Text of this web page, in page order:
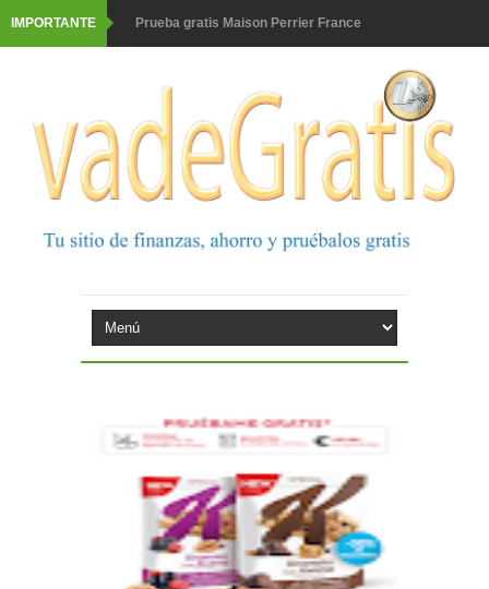
IMPORTANTE Prueba gratis Maison Perrier France
Corona te regala un velero inolvidable en velero y más
premios
Comprar Asevi tiene premio, nevera y un año de
productos
Fuze Tea regala 100 premios al día
Consigue una Nintendo Switch y un viaje con Enjoy
Monopoly Doble McDonald's 2026
Tu rutina de belleza tiene recompensa con Philips
Prueba gratis hohes C Vitamin C-irup